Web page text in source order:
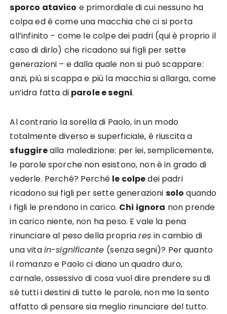
sporco atavico e primordiale di cui nessuno ha
colpa ed è come una macchia che ci si porta
all’infinito – come le colpe dei padri (qui è proprio il
caso di dirlo) che ricadono sui figli per sette
generazioni – e dalla quale non si può scappare:
anzi, più si scappa e più la macchia si allarga, come
un’idra fatta di parole e segni.
Al contrario la sorella di Paolo, in un modo
totalmente diverso e superficiale, è riuscita a
sfuggirealla maledizione: per lei, semplicemente,
le parole sporche non esistono, non è in grado di
vederle. Perché? Perché le colpedei padri
ricadono sui figli per sette generazioni solo quando
i figli le prendono in carico. Chi ignora non prende
in carico niente, non ha peso. E vale la pena
rinunciare al peso della propriaresin cambio di
una vitain-significante (senza segni)? Per quanto
il romanzo e Paolo ci diano un quadro duro,
carnale, ossessivo di cosa vuol dire prendere su di
sé tutti i destini di tutte le parole, non me la sento
affatto di pensare sia meglio rinunciare del tutto.